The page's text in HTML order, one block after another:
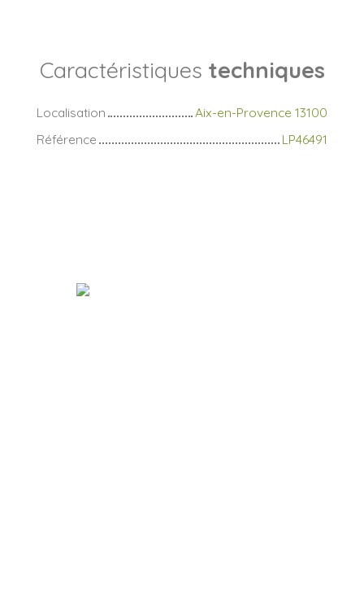
Caractéristiques techniques
Localisation
Aix-en-Provence 13100
Référence
LP46491